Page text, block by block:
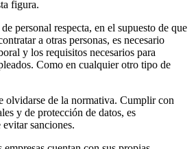
figura.
personal respecta, en el supuesto de que
a otras personas, es necesario
y los requisitos necesarios para
Como en cualquier otro tipo de
olvidarse de la normativa. Cumplir con
y de protección de datos, es
sanciones.